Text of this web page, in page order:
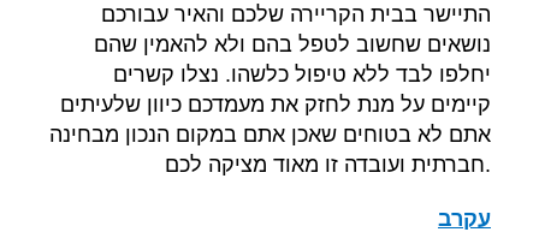
התיישר בבית הקריירה שלכם והאיר עבורכם
נושאים שחשוב לטפל בהם ולא להאמין שהם
יחלפו לבד ללא טיפול כלשהו. נצלו קשרים
קיימים על מנת לחזק את מעמדכם כיוון שלעיתים
אתם לא בטוחים שאכן אתם במקום הנכון מבחינה
חברתית ועובדה זו מאוד מציקה לכם.
עקרב